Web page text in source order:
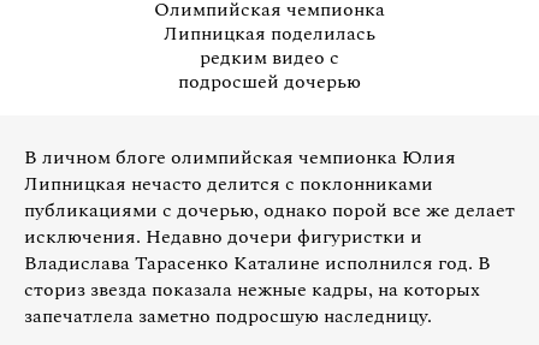
Олимпийская чемпионка
Липницкая поделилась
редким видео с
подросшей дочерью
В личном блоге олимпийская чемпионка Юлия
Липницкая нечасто делится с поклонниками
публикациями с дочерью, однако порой все же делает
исключения. Недавно дочери фигуристки и
Владислава Тарасенко Каталине исполнился год. В
сториз звезда показала нежные кадры, на которых
запечатлела заметно подросшую наследницу.